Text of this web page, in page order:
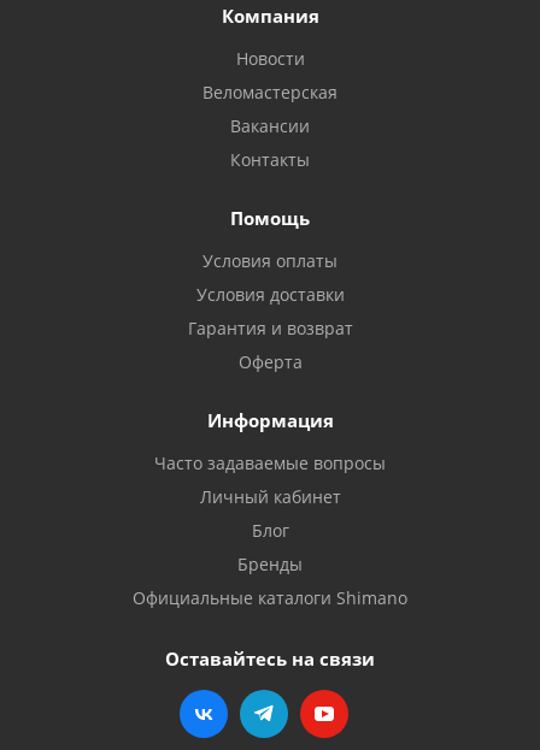
Компания
Новости
Веломастерская
Вакансии
Контакты
Помощь
Условия оплаты
Условия доставки
Гарантия и возврат
Оферта
Информация
Часто задаваемые вопросы
Личный кабинет
Блог
Бренды
Официальные каталоги Shimano
Оставайтесь на связи